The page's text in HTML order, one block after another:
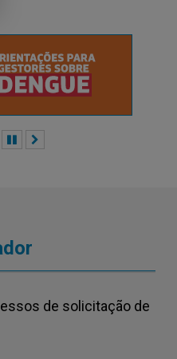
Pausar
de solicitação de